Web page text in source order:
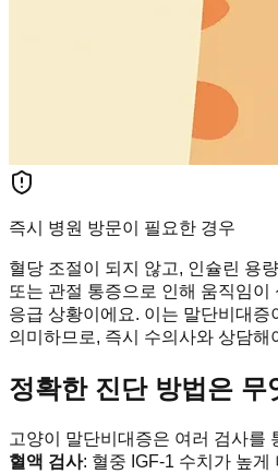
즉시 병원 방문이 필요한 경우
혈당 조절이 되지 않고, 인슐린 용
또는 관절 통증으로 인해 움직임이
응급 상황이에요. 이는 말단비대증
의미하므로, 즉시 수의사와 상담해
정확한 진단 방법은 무
고양이 말단비대증은 여러 검사를
혈액 검사: 혈중 IGF-1 수치가 높게